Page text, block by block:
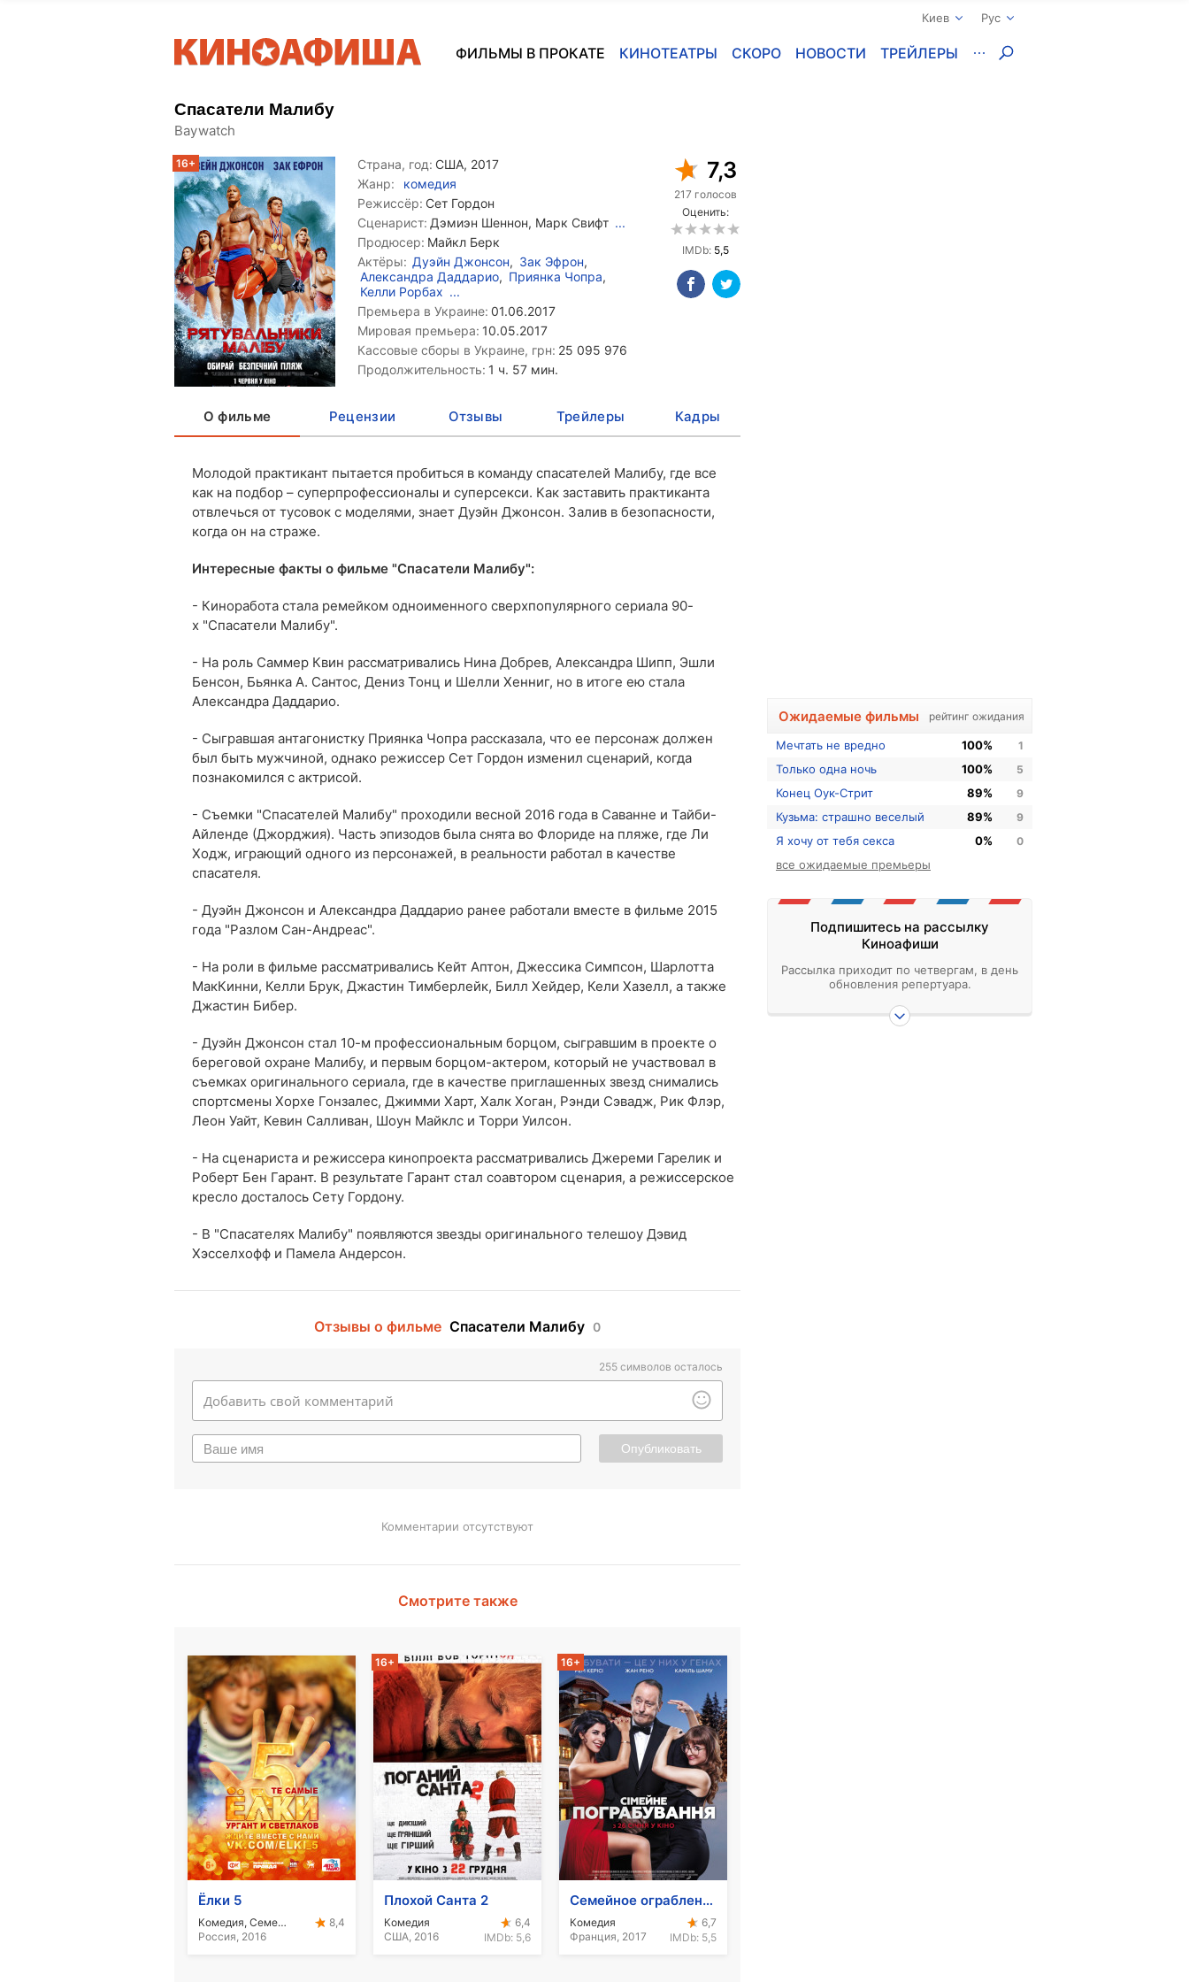
Киев Рус
ФИЛЬМЫ В ПРОКАТЕ КИНОТЕАТРЫ СКОРО НОВОСТИ ТРЕЙЛЕРЫ
Спасатели Малибу
Baywatch
16+ Страна, год: США, 2017
Жанр:
комедия
Режиссёр: Сет Гордон
Сценарист: Дэмиэн Шеннон, Марк Свифт ...
Продюсер: Майкл Берк
Актёры: Дуэйн Джонсон, Зак Эфрон,
Александра Даддарио, Приянка Чопра,
Келли Рорбах ...
Премьера в Украине: 01.06.2017
Мировая премьера: 10.05.2017
Кассовые сборы в Украине, грн: 25 095 976
Продолжительность: 1 ч. 57 мин.
7,3
217 голосов
Оценить:
IMDb: 5,5
О фильме Рецензии Отзывы Трейлеры Кадры
Молодой практикант пытается пробиться в команду спасателей Малибу, где все
как на подбор – суперпрофессионалы и суперсекси. Как заставить практиканта
отвлечься от тусовок с моделями, знает Дуэйн Джонсон. Залив в безопасности,
когда он на страже.
Интересные факты о фильме "Спасатели Малибу":
- Киноработа стала ремейком одноименного сверхпопулярного сериала 90-
х "Спасатели Малибу".
- На роль Саммер Квин рассматривались Нина Добрев, Александра Шипп, Эшли
Бенсон, Бьянка А. Сантос, Дениз Тонц и Шелли Хенниг, но в итоге ею стала
Александра Даддарио.
- Сыгравшая антагонистку Приянка Чопра рассказала, что ее персонаж должен
был быть мужчиной, однако режиссер Сет Гордон изменил сценарий, когда
познакомился с актрисой.
- Съемки "Спасателей Малибу" проходили весной 2016 года в Саванне и Тайби-
Айленде (Джорджия). Часть эпизодов была снята во Флориде на пляже, где Ли
Ходж, играющий одного из персонажей, в реальности работал в качестве
спасателя.
- Дуэйн Джонсон и Александра Даддарио ранее работали вместе в фильме 2015
года "Разлом Сан-Андреас".
- На роли в фильме рассматривались Кейт Аптон, Джессика Симпсон, Шарлотта
МакКинни, Келли Брук, Джастин Тимберлейк, Билл Хейдер, Кели Хазелл, а также
Джастин Бибер.
- Дуэйн Джонсон стал 10-м профессиональным борцом, сыгравшим в проекте о
береговой охране Малибу, и первым борцом-актером, который не участвовал в
съемках оригинального сериала, где в качестве приглашенных звезд снимались
спортсмены Хорхе Гонзалес, Джимми Харт, Халк Хоган, Рэнди Сэвадж, Рик Флэр,
Леон Уайт, Кевин Салливан, Шоун Майклс и Торри Уилсон.
- На сценариста и режиссера кинопроекта рассматривались Джереми Гарелик и
Роберт Бен Гарант. В результате Гарант стал соавтором сценария, а режиссерское
кресло досталось Сету Гордону.
- В "Спасателях Малибу" появляются звезды оригинального телешоу Дэвид
Хэсселхофф и Памела Андерсон.
Отзывы о фильме Спасатели Малибу 0
255 символов осталось
Опубликовать
Комментарии отсутствуют
Смотрите также
Ёлки 5
Комедия, Семейный
Россия, 2016
8,4
16+
Плохой Санта 2
Комедия
США, 2016
6,4
IMDb: 5,6
16+
Семейное ограбление
Комедия
Франция, 2017
6,7
IMDb: 5,5
Ожидаемые фильмы рейтинг ожидания
Мечтать не вредно 100% 1
Только одна ночь 100% 5
Конец Оук-Стрит 89% 9
Кузьма: страшно веселый 89% 9
Я хочу от тебя секса 0% 0
все ожидаемые премьеры
Подпишитесь на рассылку
Киноафиши
Рассылка приходит по четвергам, в день
обновления репертуара.